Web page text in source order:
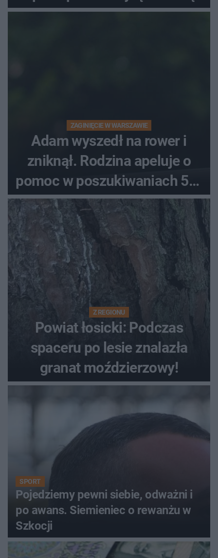
ZAGINIĘCIE W WARSZAWIE
Adam wyszedł na rower i
zniknął. Rodzina apeluje o
pomoc w poszukiwaniach 59-
latka
Z REGIONU
Powiat łosicki: Podczas
spaceru po lesie znalazła
granat moździerzowy!
SPORT
Pojedziemy pewni siebie, odważni i
po awans. Siemieniec o rewanżu w
Szkocji